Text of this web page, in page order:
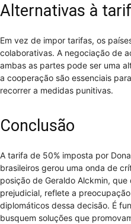
Alternativas à
Em vez de impor tarifas, os
colaborativas. A negociação de
ambas as partes pode ser uma
a cooperação são essenciais
recorrer a medidas punitivas.
Conclusão
A tarifa de 50% imposta por
brasileiros gerou uma onda de
posição de Geraldo Alckmin,
prejudicial, reflete a
diplomáticos dessa decisão. É
busquem soluções que